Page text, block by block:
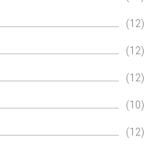
(12)
(12)
(12)
(10)
(12)